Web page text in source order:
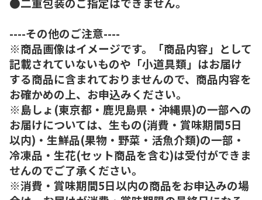
----その他のご注意----
※商品画像はイメージです。「商品内容」として
記載されていないものや「小道具類」はお届け
する商品に含まれておりませんので、商品内容を
お確かめの上、お申込みください。
※島しょ(東京都・鹿児島県・沖縄県)の一部への
お届けについては、生もの(消費・賞味期間5日
以内)・生鮮品(果物・野菜・活魚介類)の一部・
冷凍品・生花(セット商品を含む)は受付ができま
せんのでご了承ください。
※消費・賞味期間5日以内の商品をお申込みの場